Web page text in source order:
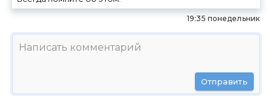
19:35 понедельник
Отправить